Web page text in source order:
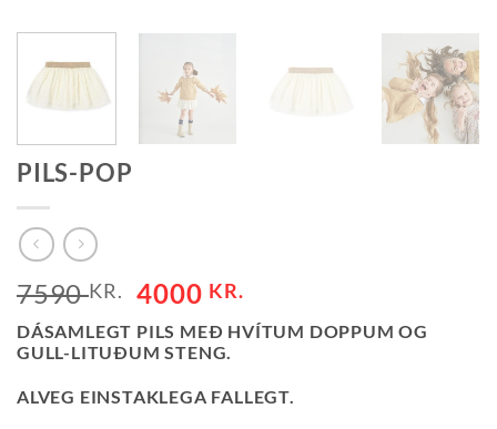
PILS-POP
7590KR.
ORIGINAL
PRICE
WAS:
4000 KR.CURRENT
PRICE
IS:
DÁSAMLEGT PILS MEÐ HVÍTUM DOPPUM OG
GULL-LITUÐUM STENG.
ALVEG EINSTAKLEGA FALLEGT.